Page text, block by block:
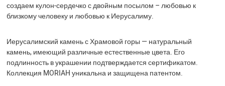
создаем кулон-сердечко с двойным посылом – любовью к
близкому человеку и любовью к Иерусалиму.
Иерусалимский камень с Храмовой горы — натуральный
камень, имеющий различные естественные цвета. Его
подлинность в украшении подтверждается сертификатом.
Коллекция MORIAH уникальна и защищена патентом.